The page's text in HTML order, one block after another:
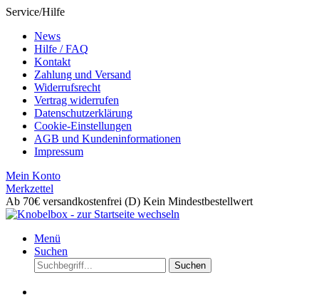
Service/Hilfe
News
Hilfe / FAQ
Kontakt
Zahlung und Versand
Widerrufsrecht
Vertrag widerrufen
Datenschutzerklärung
Cookie-Einstellungen
AGB und Kundeninformationen
Impressum
Mein Konto
Merkzettel
Ab 70€ versandkostenfrei (D) Kein Mindestbestellwert
Menü
Suchen
Suchen